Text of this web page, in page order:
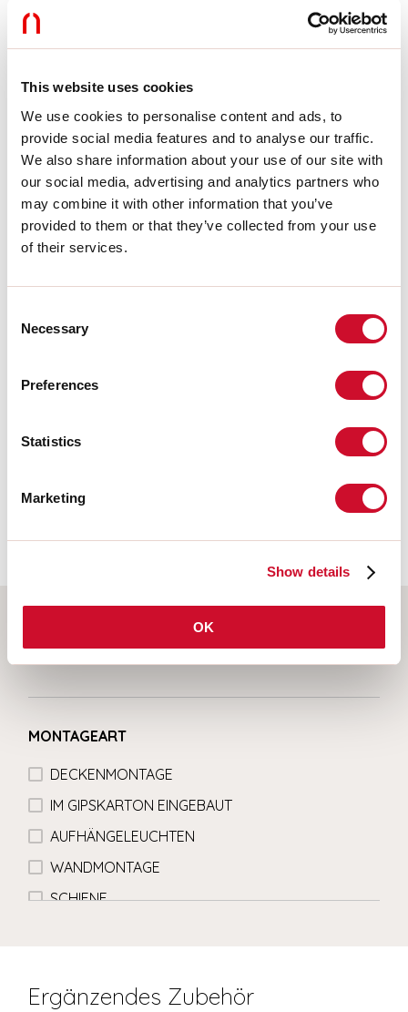
This website uses cookies
We use cookies to personalise content and ads, to
provide social media features and to analyse our traffic.
We also share information about your use of our site with
our social media, advertising and analytics partners who
may combine it with other information that you’ve
provided to them or that they’ve collected from your use
of their services.
Selection
Necessary
Preferences
Statistics
Marketing
Show details
OK
CE-ZERTIFIZIERUNGEN
BIM/CAD
DATENBLATT
Übereinstimmung
Zertifiziertes Gerät in der RISIKO-FREIEN GRUPPE, in
Übereinstimmung mit der Bestimmung CEI EN 62471:2010-01, IEC TR
Wählen Sie Ihr Produkt
MONTAGEART
DECKENMONTAGE
IM GIPSKARTON EINGEBAUT
AUFHÄNGELEUCHTEN
WANDMONTAGE
SCHIENE
Ergänzendes Zubehör